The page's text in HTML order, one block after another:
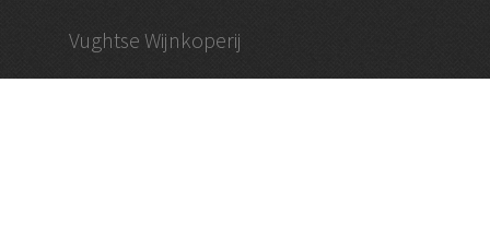
Vughtse Wijnkoperij